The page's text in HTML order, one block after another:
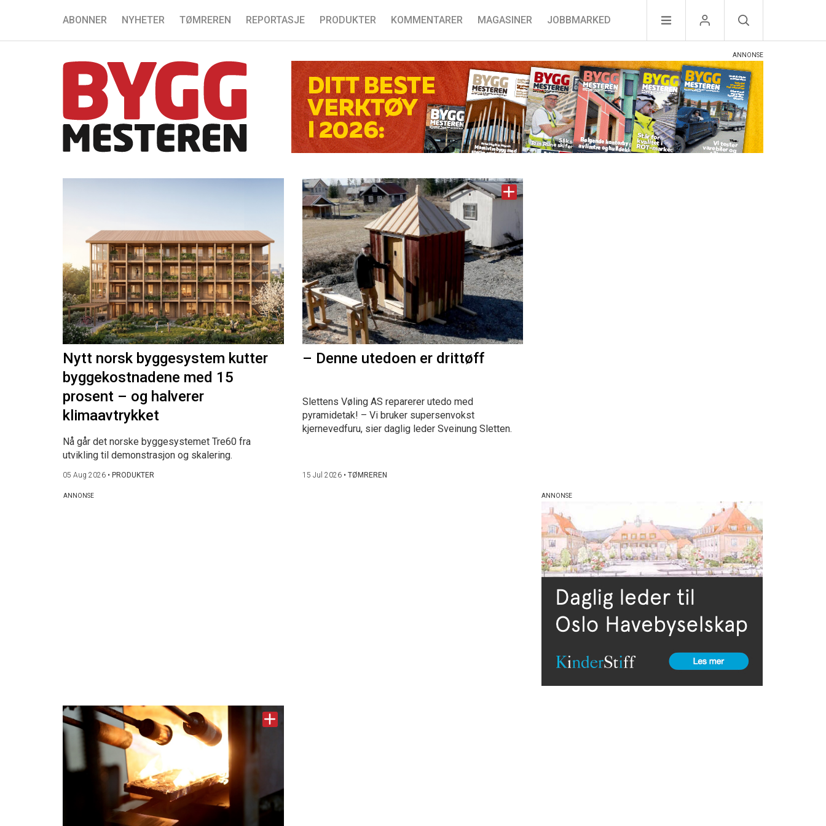
ABONNER NYHETER TØMREREN REPORTASJE PRODUKTER KOMMENTARER MAGASINER JOBBMARKED
Nytt norsk byggesystem kutter
byggekostnadene med 15
prosent – og halverer
klimaavtrykket
Nå går det norske byggesystemet Tre60 fra
utvikling til demonstrasjon og skalering.
05 Aug 2026 • PRODUKTER
– Denne utedoen er drittøff
Slettens Vøling AS reparerer utedo med
pyramidetak! – Vi bruker supersenvokst
kjernevedfuru, sier daglig leder Sveinung Sletten.
15 Jul 2026• TØMREREN